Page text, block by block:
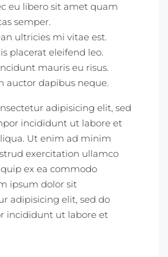
eu libero sit amet quam
semper.
ultricies mi vitae est.
placerat eleifend leo.
mauris eu risus.
auctor dapibus neque.
adipisicing elit, sed
incididunt ut labore et
Ut enim ad minim
exercitation ullamco
ex ea commodo
ipsum dolor sit
adipisicing elit, sed do
incididunt ut labore et